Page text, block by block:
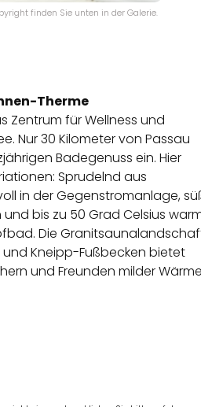
finden Sie unten in der Galerie.
Therme
Zentrum für Wellness und
Nur 30 Kilometer von Passau
Badegenuss ein. Hier
Sprudelnd aus
in der Gegenstromanlage,
bis zu 50 Grad Celsius
Die
und Kneipp-Fußbecken bietet
und Freunden milder